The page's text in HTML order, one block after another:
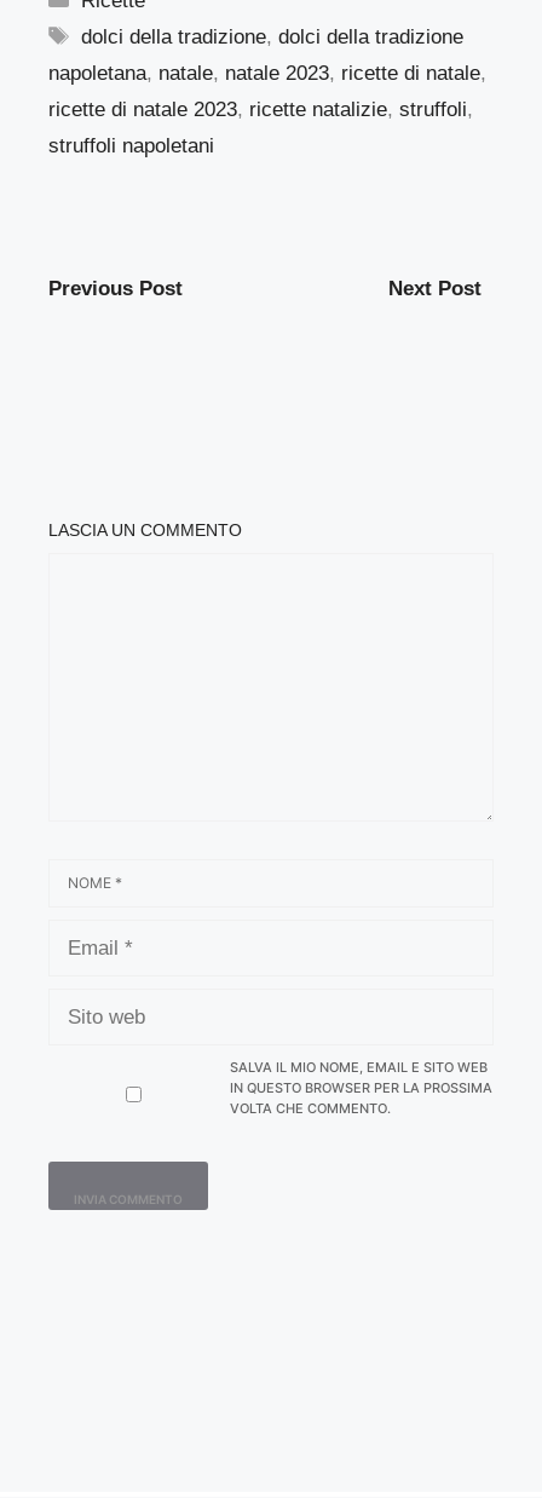
Tag
dolci della tradizione,dolci della tradizione
napoletana, natale, natale 2023, ricette di natale,
ricette di natale 2023, ricette natalizie, struffoli,
struffoli napoletani
Previous Post Next Post
LASCIA UN COMMENTO
WEB
SALVA IL MIO NOME, EMAIL E SITO WEB
IN QUESTO BROWSER PER LA PROSSIMA
VOLTA CHE COMMENTO.